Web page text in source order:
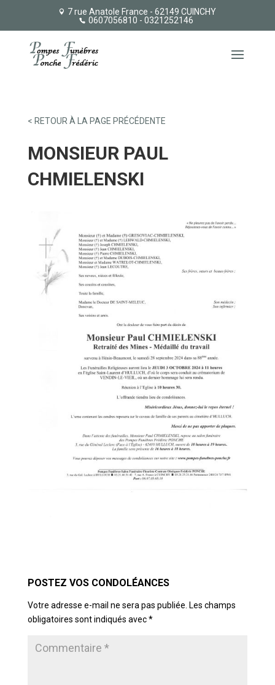
7 rue Anatole France - 62149 CUINCHY
0607056810 - 0321252146
< RETOUR À LA PAGE PRÉCÉDENTE
MONSIEUR PAUL
CHMIELENSKI
Votre adresse e-mail ne sera pas publiée. Les champs
obligatoires sont indiqués avec*